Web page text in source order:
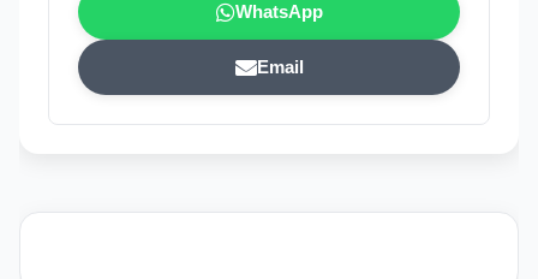
WhatsApp
Email